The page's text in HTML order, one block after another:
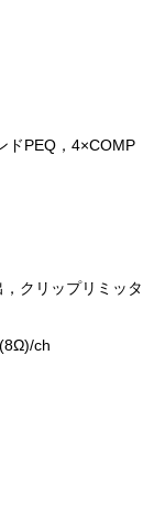
ドPEQ，4×COMP
クリップリミッタ
ch